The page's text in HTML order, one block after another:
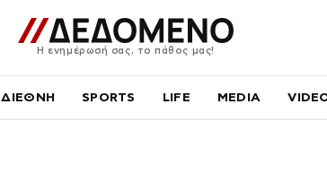
Η ενημέρωσή σας, το πάθος μας!
ΔΙΕΘΝΗ SPORTS LIFE MEDIA